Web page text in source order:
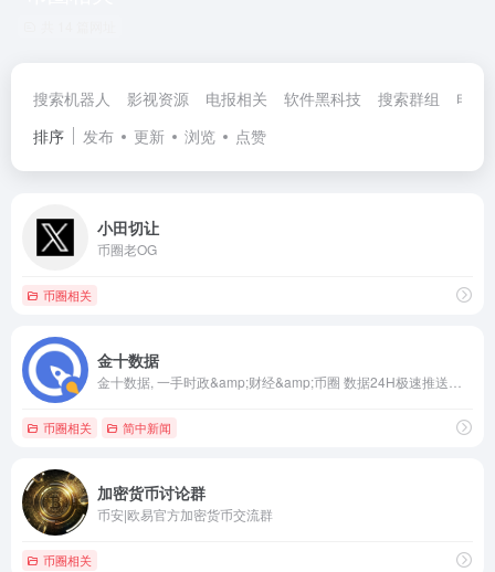
搜索机器人 影视资源 电报相关 软件黑科技 搜索群组
电报
排序
发布 更新 浏览 点赞
小田切让
币圈老OG
币圈相关
金十数据
币圈相关 简中新闻
加密货币讨论群
币安|欧易官方加密货币交流群
币圈相关